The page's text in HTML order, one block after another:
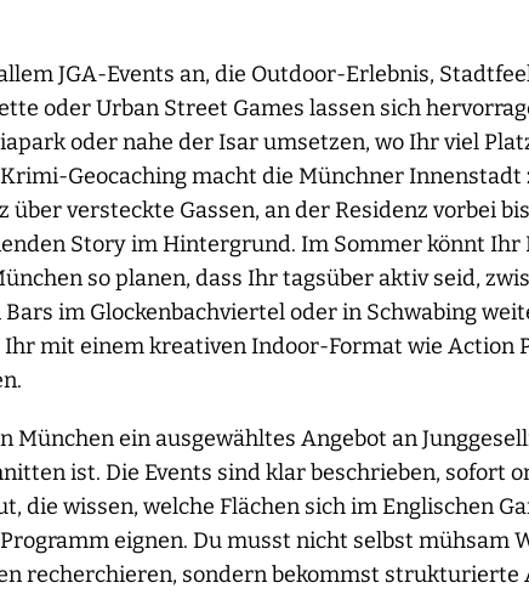
JGA-Events an, die Outdoor-Erlebnis,
oder Urban Street Games lassen sich
oder nahe der Isar umsetzen, wo Ihr viel
Geocaching macht die Münchner
über versteckte Gassen, an der Residenz vorbei
Story im Hintergrund. Im Sommer könnt Ihr
so planen, dass Ihr tagsüber aktiv seid,
im Glockenbachviertel oder in Schwabing
mit einem kreativen Indoor-Format wie Action
München ein ausgewähltes Angebot an
ist. Die Events sind klar beschrieben, sofort
die wissen, welche Flächen sich im Englischen
eignen. Du musst nicht selbst mühsam
recherchieren, sondern bekommst strukturierte